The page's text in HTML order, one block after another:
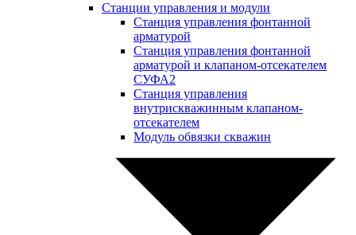
Станции управления и модули
Станция управления фонтанной
арматурой
Станция управления фонтанной
арматурой и клапаном-отсекателем
СУФА2
Станция управления
внутрискважинным клапаном-
отсекателем
Модуль обвязки скважин